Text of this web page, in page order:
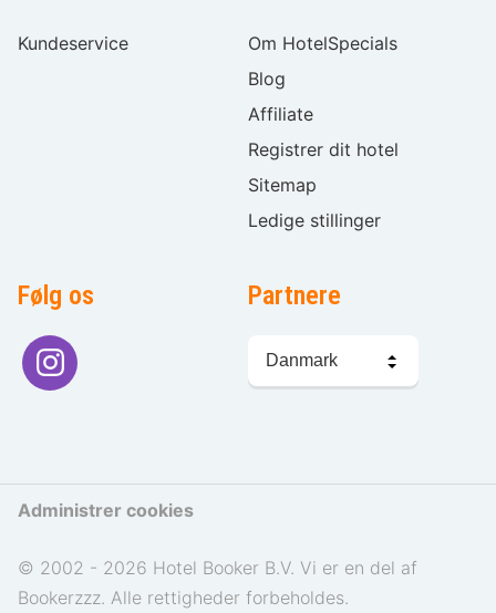
Kundeservice
Om HotelSpecials
Blog
Affiliate
Registrer dit hotel
Sitemap
Ledige stillinger
Følg os Partnere
Administrer cookies
© 2002 - 2026 Hotel Booker B.V. Vi er en del af
Bookerzzz. Alle rettigheder forbeholdes.